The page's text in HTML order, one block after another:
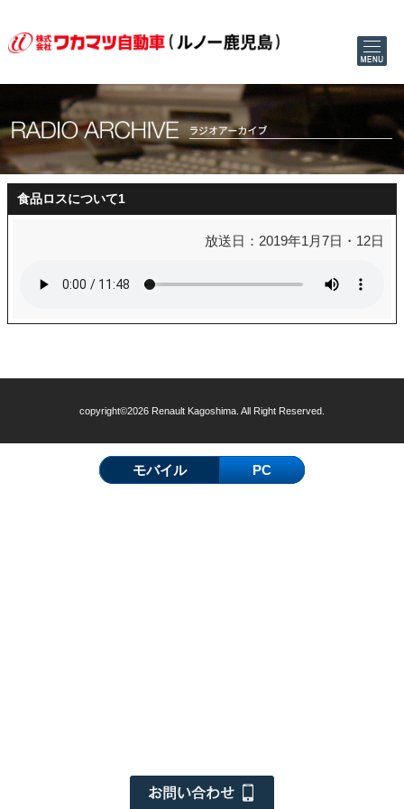
食品ロスについて1
放送日：2019年1月7日・12日
copyright©2026 Renault Kagoshima. All Right Reserved.
モバイル PC